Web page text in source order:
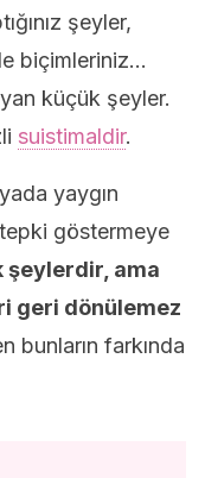
şeyler,
biçimleriniz…
küçük şeyler.
suistimaldir.
yaygın
göstermeye
şeylerdir, ama
geri dönülemez
bunların farkında